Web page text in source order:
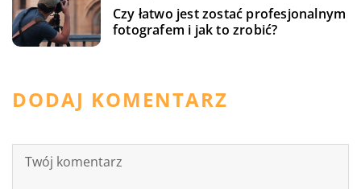
Czy łatwo jest zostać profesjonalnym
fotografem i jak to zrobić?
DODAJ KOMENTARZ